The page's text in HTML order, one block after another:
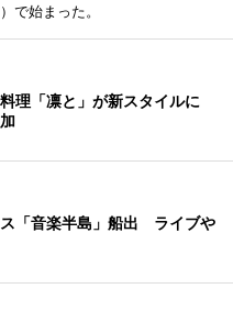
で始まった。
理「凛と」が新スタイルに
「音楽半島」船出 ライブや